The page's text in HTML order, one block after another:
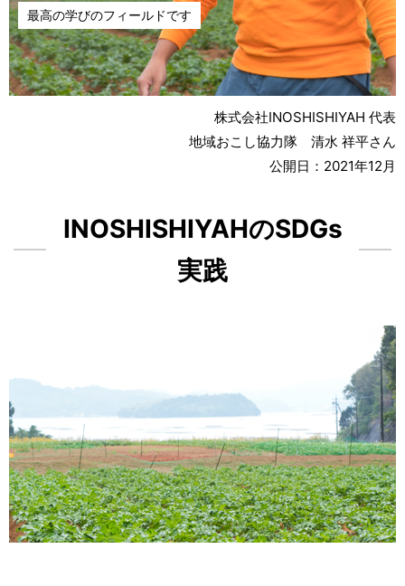
最高の学びのフィールドです
株式会社INOSHISHIYAH 代表
地域おこし協力隊 清水 祥平さん
公開日 ：2021年12月
INOSHISHIYAHのSDGs
実践